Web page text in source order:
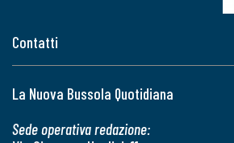
Contatti
La Nuova Bussola Quotidiana
Sede operativa redazione: